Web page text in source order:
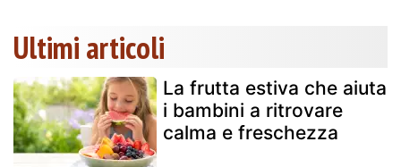
Ultimi articoli
La frutta estiva che aiuta
i bambini a ritrovare
calma e freschezza